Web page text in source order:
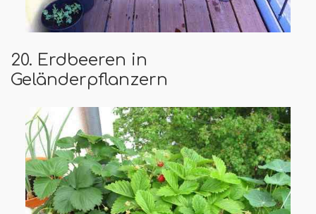
20. Erdbeeren in
Geländerpflanzern